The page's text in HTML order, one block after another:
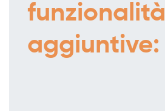
funzionalità
aggiuntive: